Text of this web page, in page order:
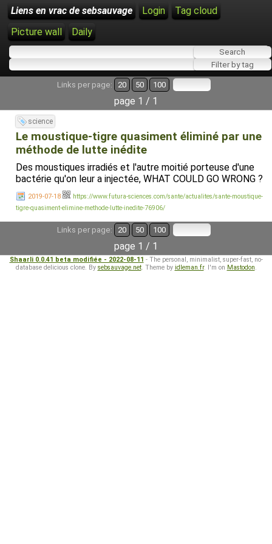
Liens en vrac de sebsauvage Login
Tag cloud
Picture wall
Daily
Links per page: 20 50 100
page 1 / 1
science
Le moustique-tigre quasiment éliminé par une
méthode de lutte inédite
Des moustiques irradiés et l'autre moitié porteuse d'une
bactérie qu'on leur a injectée, WHAT COULD GO WRONG ?
2019-07-18
https://www.futura-sciences.com/sante/actualites/sante-moustique-
tigre-quasiment-elimine-methode-lutte-inedite-76906/
Links per page: 20 50 100
page 1 / 1
Shaarli 0.0.41 beta modifiée - 2022-08-11 - The personal, minimalist, super-fast, no-
database delicious clone. By sebsauvage.net. Theme by idleman.fr. I'm on Mastodon.